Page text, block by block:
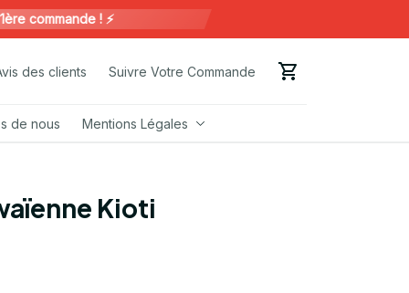
commande ! ⚡️
des clients Suivre Votre Commande
de nous Mentions Légales
Kioti